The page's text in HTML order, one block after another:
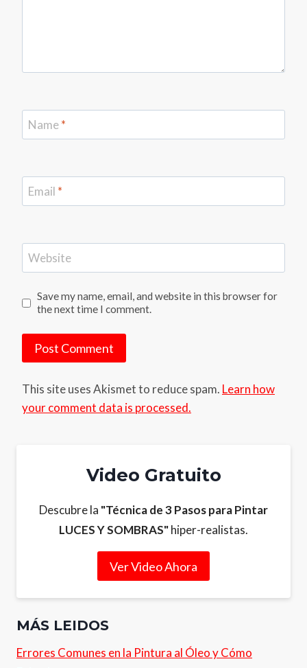
Name*
Email *
Website
Save my name, email, and website in this browser for
the next time I comment.
This site uses Akismet to reduce spam. Learn how
your comment data is processed.
Video Gratuito
Descubre la "Técnica de 3 Pasos para Pintar
LUCES Y SOMBRAS"hiper-realistas.
Ver Video Ahora
MÁS LEIDOS
Errores Comunes en la Pintura al Óleo y Cómo